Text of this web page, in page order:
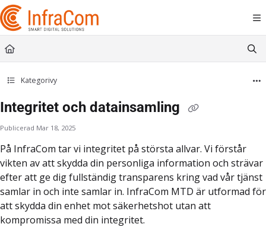
Documentation Index
Fetch the complete documentation index at:
https://docs.icc.infracom.se/
Use this file to discover all available pages before exploring further.
Kategorivy
Integritet och datainsamling
Publicerad Mar 18, 2025
På InfraCom tar vi integritet på största allvar. Vi förstår
vikten av att skydda din personliga information och strävar
efter att ge dig fullständig transparens kring vad vår tjänst
samlar in och inte samlar in. InfraCom MTD är utformad för
att skydda din enhet mot säkerhetshot utan att
kompromissa med din integritet.